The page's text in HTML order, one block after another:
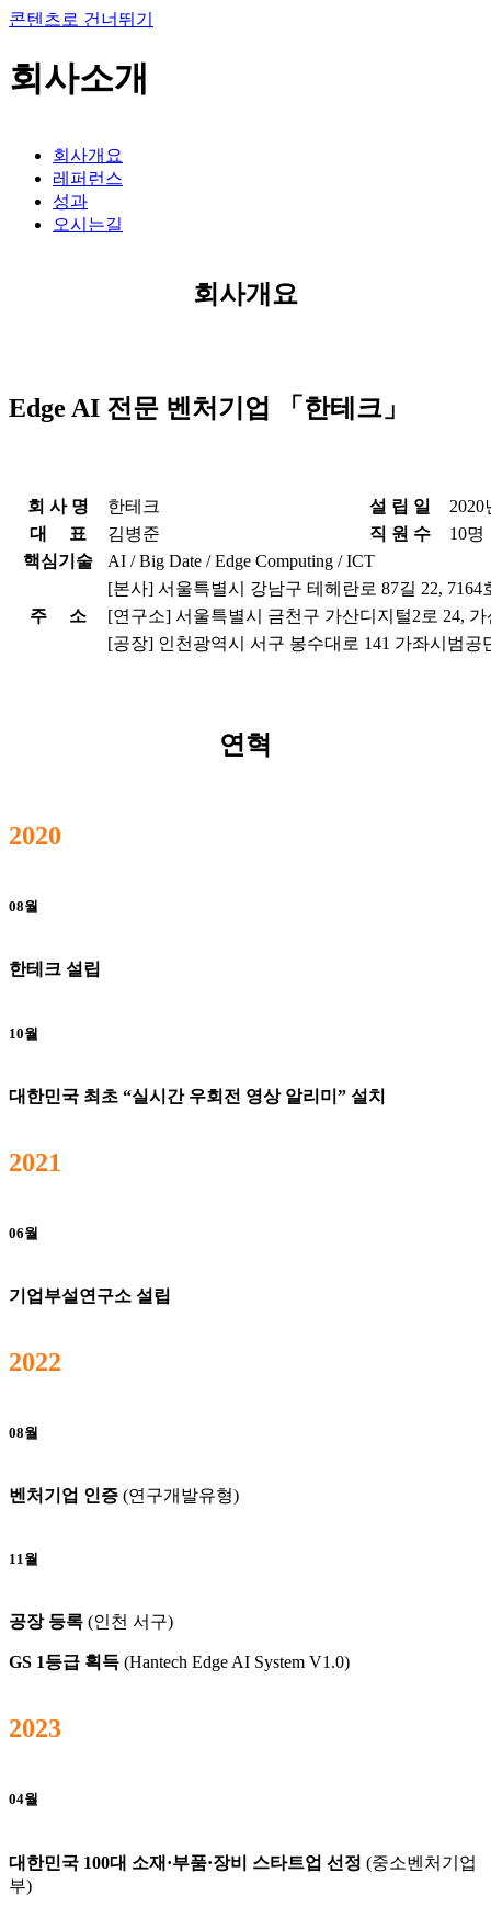
콘텐츠로 건너뛰기
회사소개
회사개요
레퍼런스
성과
오시는길
회사개요
Edge AI 전문 벤처기업 「한테크」
회 사 명 한테크 설 립 일
2020
대 표
김병준 직 원 수
10명
핵심기술
AI / Big Date / Edge Computing / ICT
주 소
[본사] 서울특별시 강남구 테헤란로 87길 22,
[연구소] 서울특별시 금천구 가산디지털2로 24,
[공장] 인천광역시 서구 봉수대로 141 가좌시범공
연혁
2020
08월
한테크 설립
10월
대한민국 최초 “실시간 우회전 영상 알리미” 설치
2021
06월
기업부설연구소 설립
2022
08월
벤처기업 인증 (연구개발유형)
11월
공장 등록 (인천 서구)
GS 1등급 획득 (Hantech Edge AI System V1.0)
2023
04월
대한민국 100대 소재·부품·장비 스타트업 선정 (중소벤처기업
부)